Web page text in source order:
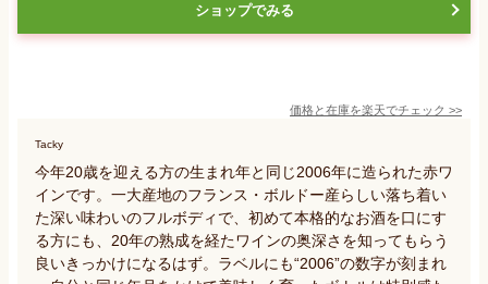
ショップでみる
価格と在庫を楽天でチェック >>
Tacky
今年20歳を迎える方の生まれ年と同じ2006年に造られた赤ワ
インです。一大産地のフランス・ボルドー産らしい落ち着い
た深い味わいのフルボディで、初めて本格的なお酒を口にす
る方にも、20年の熟成を経たワインの奥深さを知ってもらう
良いきっかけになるはず。ラベルにも“2006”の数字が刻まれ